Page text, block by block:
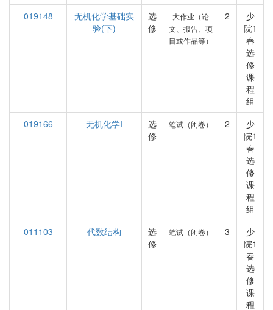
019148
无机化学基础实
验(下)
选
修
大作业（论
文、报告、项
目或作品等）
2
少
院1
春
选
修
课
程
组
019166
无机化学I
选
修
笔试（闭卷） 2
少
院1
春
选
修
课
程
组
011103
代数结构
选
修
笔试（闭卷） 3
少
院1
春
选
修
课
程